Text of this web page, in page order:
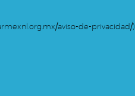
aviso-de-privacidad/)